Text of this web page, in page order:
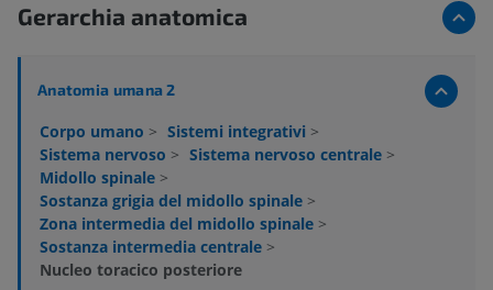
Gerarchia anatomica
Anatomia umana 2
Corpo umano > Sistemi integrativi >
Sistema nervoso > Sistema nervoso centrale >
Midollo spinale >
Sostanza grigia del midollo spinale >
Zona intermedia del midollo spinale >
Sostanza intermedia centrale >
Nucleo toracico posteriore